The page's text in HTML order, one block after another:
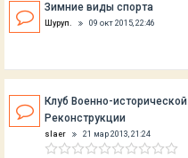
Зимние виды спорта
Шуруп. 09 окт 2015, 22:46
Клуб Военно-исторической
Реконструкции
slaer 21 мар 2013, 21:24